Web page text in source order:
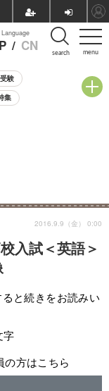
menu
Language
/ CN search
験
集
入試＜英語＞
2016.9.9（金） 0:00
と続きをお読みい
字
の方はこちら